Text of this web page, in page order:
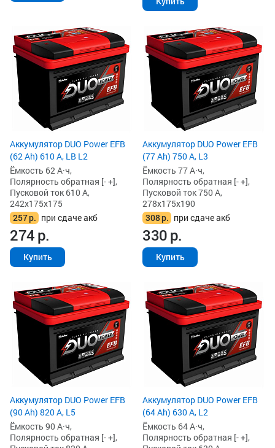
Аккумулятор DUO Power EFB
(62 Ah) 610 А, LB L2
Ёмкость 62 А·ч,
Полярность обратная [- +],
Пусковой ток 610 А,
242x175x175
257р. при сдаче акб
274р.
Купить
Аккумулятор DUO Power EFB
(77 Ah) 750 А, L3
Ёмкость 77 А·ч,
Полярность обратная [- +],
Пусковой ток 750 А,
278x175x190
308р. при сдаче акб
330р.
Купить
Аккумулятор DUO Power EFB
(90 Ah) 820 А, L5
Ёмкость 90 А·ч,
Полярность обратная [- +],
Аккумулятор DUO Power EFB
(64 Ah) 630 А, L2
Ёмкость 64 А·ч,
Полярность обратная [- +],